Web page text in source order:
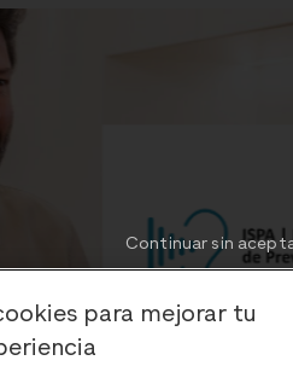
para mejorar tu
Continuar sin